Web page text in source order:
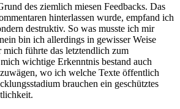
des ziemlich miesen Feedbacks. Das
hinterlassen wurde, empfand ich
destruktiv. So was musste ich mir
bin ich allerdings in gewisser Weise
mich führte das letztendlich zum
wichtige Erkenntnis bestand auch
wo ich welche Texte öffentlich
brauchen ein geschütztes